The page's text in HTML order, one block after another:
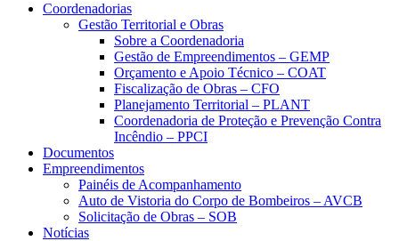
Coordenadorias
Gestão Territorial e Obras
Sobre a Coordenadoria
Gestão de Empreendimentos – GEMP
Orçamento e Apoio Técnico – COAT
Fiscalização de Obras – CFO
Planejamento Territorial – PLANT
Coordenadoria de Proteção e Prevenção Contra
Incêndio – PPCI
Documentos
Empreendimentos
Painéis de Acompanhamento
Auto de Vistoria do Corpo de Bombeiros – AVCB
Solicitação de Obras – SOB
Notícias